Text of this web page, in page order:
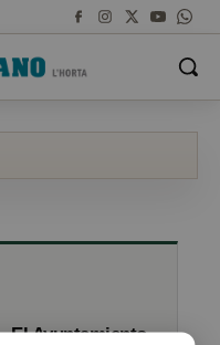
El Ayuntamiento